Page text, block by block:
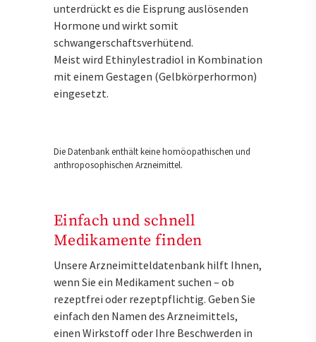
unterdrückt es die Eisprung auslösenden
Hormone und wirkt somit
schwangerschaftsverhütend.
Meist wird Ethinylestradiol in Kombination
mit einem Gestagen (Gelbkörperhormon)
eingesetzt.
Die Datenbank enthält keine homöopathischen und
anthroposophischen Arzneimittel.
Einfach und schnell
Medikamente finden
Unsere Arzneimitteldatenbank hilft Ihnen,
wenn Sie ein Medikament suchen – ob
rezeptfrei oder rezeptpflichtig. Geben Sie
einfach den Namen des Arzneimittels,
einen Wirkstoff oder Ihre Beschwerden in